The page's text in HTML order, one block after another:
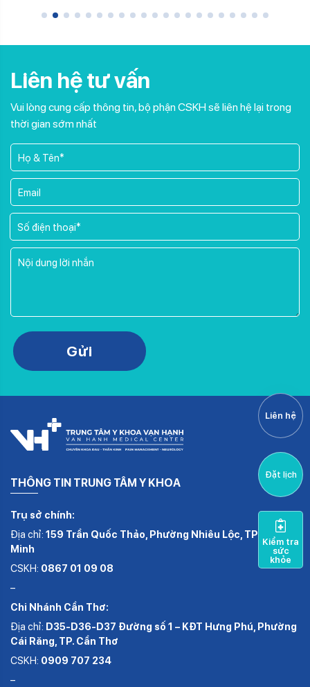
THÔNG TIN TRUNG TÂM Y KHOA
Trụ sở chính:
Địa chỉ: 159 Trần Quốc Thảo, Phường Nhiêu Lộc, TP.Hồ Chí
Minh
CSKH: 0867 01 09 08
–
Chi Nhánh Cần Thơ:
Địa chỉ: D35-D36-D37 Đường số 1 – KĐT Hưng Phú, Phường
Cái Răng, TP. Cần Thơ
CSKH: 0909 707 234
–
Liên hệ tư vấn
Vui lòng cung cấp thông tin, bộ phận CSKH sẽ liên hệ lại trong
thời gian sớm nhất
Please leave this field empty.
Gửi
Liên hệ
Đặt lịch
Kiểm tra
sức
khỏe